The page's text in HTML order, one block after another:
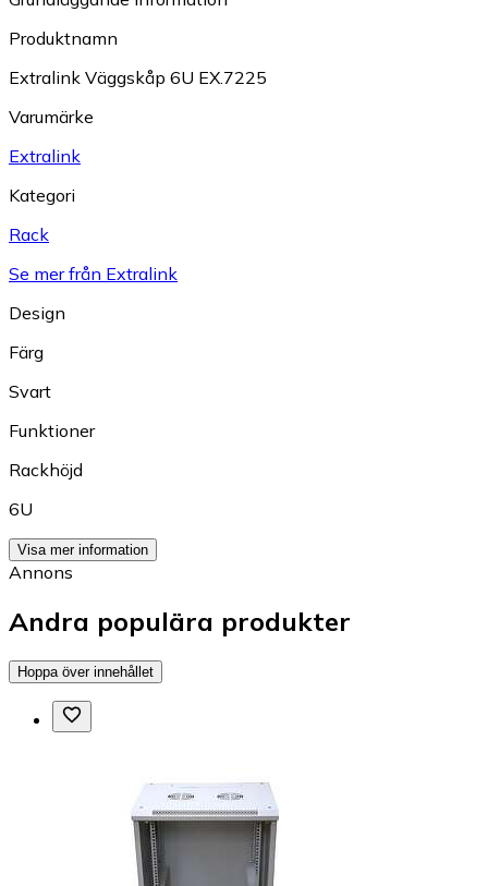
Produktnamn
Extralink Väggskåp 6U EX.7225
Varumärke
Extralink
Kategori
Rack
Se mer från Extralink
Design
Färg
Svart
Funktioner
Rackhöjd
6U
Visa mer information
Annons
Andra populära produkter
Hoppa över innehållet